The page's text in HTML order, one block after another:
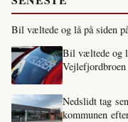
Bil væltede og lå på siden
Bil væltede og
Vejlefjordbroen
Nedslidt tag
kommunen